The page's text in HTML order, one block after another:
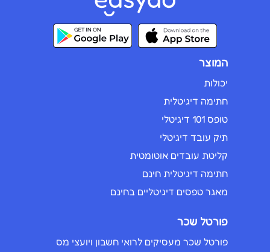
המוצר
יכולות
חתימה דיגיטלית
טופס 101 דיגיטלי
תיק עובד דיגיטלי
קליטת עובדים אוטומטית
חתימה דיגיטלית חינם
מאגר טפסים דיגיטליים בחינם
פורטל שכר
פורטל שכר מעסיקים לרואי חשבון ויועצי מס